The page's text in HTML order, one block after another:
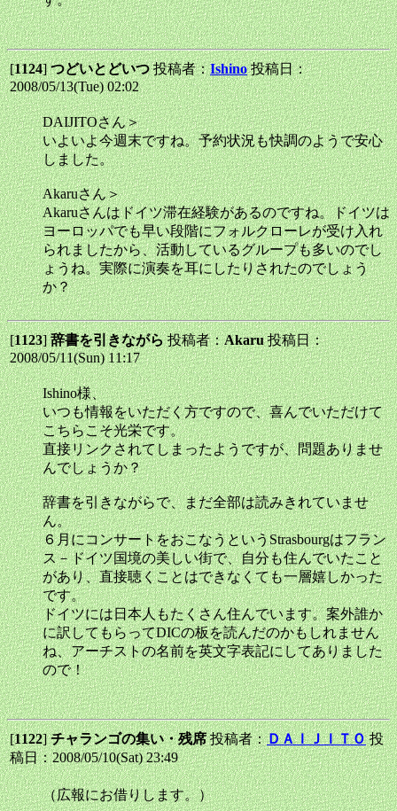
[1124]つどいとどいつ投稿者：Ishino 投稿日：
2008/05/13(Tue) 02:02
DAIJITOさん＞
いよいよ今週末ですね。予約状況も快調のようで安心
しました。
Akaruさん＞
Akaruさんはドイツ滞在経験があるのですね。ドイツは
ヨーロッパでも早い段階にフォルクローレが受け入れ
られましたから、活動しているグループも多いのでし
ょうね。実際に演奏を耳にしたりされたのでしょう
か？
[1123]辞書を引きながら投稿者：Akaru投稿日：
2008/05/11(Sun) 11:17
Ishino様、
いつも情報をいただく方ですので、喜んでいただけて
こちらこそ光栄です。
直接リンクされてしまったようですが、問題ありませ
んでしょうか？
辞書を引きながらで、まだ全部は読みきれていませ
ん。
６月にコンサートをおこなうというStrasbourgはフラン
ス－ドイツ国境の美しい街で、自分も住んでいたこと
があり、直接聴くことはできなくても一層嬉しかった
です。
ドイツには日本人もたくさん住んでいます。案外誰か
に訳してもらってDICの板を読んだのかもしれません
ね、アーチストの名前を英文字表記にしてありました
ので！
[1122]チャランゴの集い・残席投稿者：ＤＡＩＪＩＴＯ 投
稿日：2008/05/10(Sat) 23:49
（広報にお借りします。）